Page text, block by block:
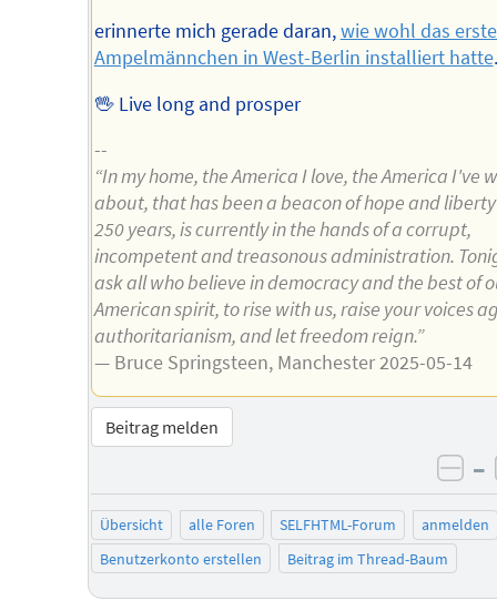
erinnerte mich gerade daran,wie wohl das
Ampelmännchen in West-Berlin installiert hatte.
🖖 Live long and prosper
--
“In my home, the America I love, the America I've
about, that has been a beacon of hope and
250 years, is currently in the hands of a corrupt,
incompetent and treasonous administration.
ask all who believe in democracy and the best of
American spirit, to rise with us, raise your voices
authoritarianism, and let freedom reign.”
— Bruce Springsteen, Manchester 2025-05-14
Beitrag melden
–
Übersicht alle Foren SELFHTML-Forum
anmelden
Benutzerkonto erstellen
Beitrag im Thread-Baum